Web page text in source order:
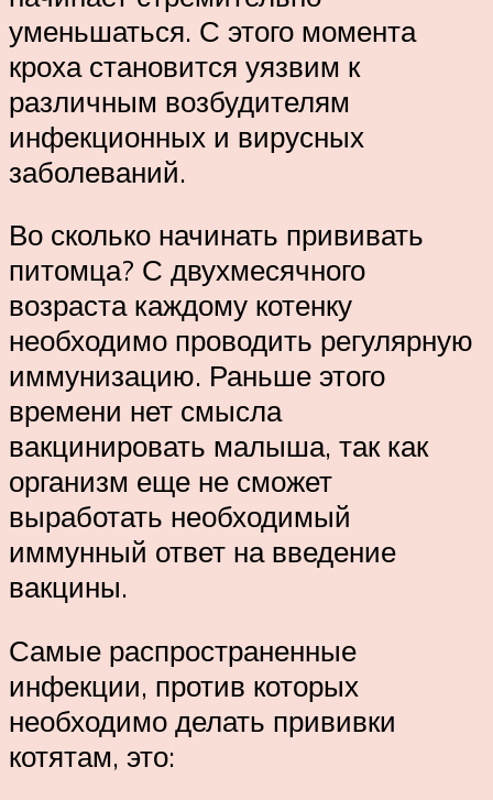
уменьшаться. С этого момента
кроха становится уязвим к
различным возбудителям
инфекционных и вирусных
заболеваний.
Во сколько начинать прививать
питомца? С двухмесячного
возраста каждому котенку
необходимо проводить регулярную
иммунизацию. Раньше этого
времени нет смысла
вакцинировать малыша, так как
организм еще не сможет
выработать необходимый
иммунный ответ на введение
вакцины.
Самые распространенные
инфекции, против которых
необходимо делать прививки
котятам, это: